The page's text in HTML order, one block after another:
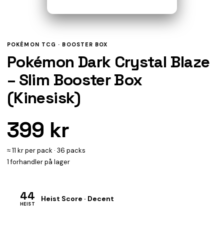
POKÉMON TCG · BOOSTER BOX
Pokémon Dark Crystal Blaze
– Slim Booster Box
(Kinesisk)
399 kr
≈ 11 kr per pack · 36 packs
1 forhandler på lager
44
HEIST
Heist Score · Decent